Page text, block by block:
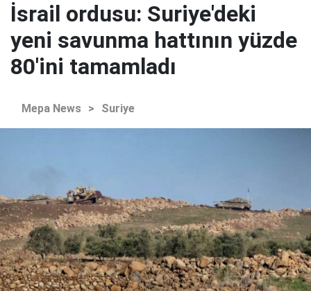
İsrail ordusu: Suriye'deki
yeni savunma hattının yüzde
80'ini tamamladı
Mepa News > Suriye